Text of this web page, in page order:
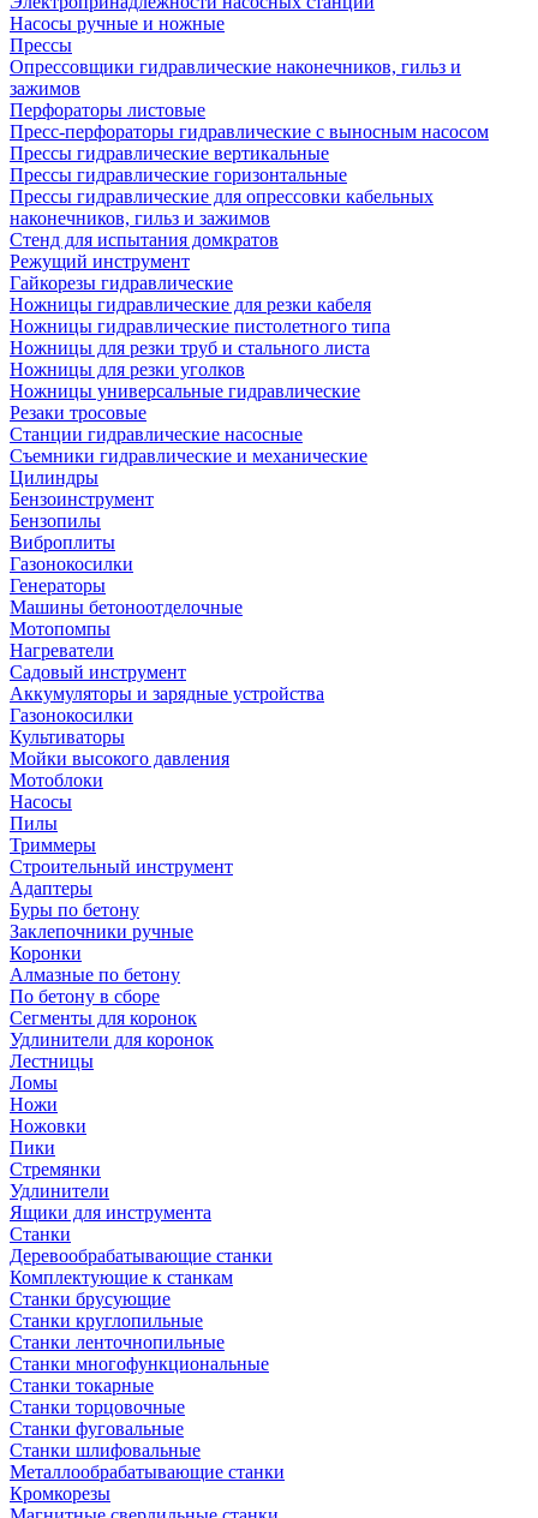
Насосы ручные и ножные
Прессы
Опрессовщики гидравлические наконечников, гильз и
зажимов
Перфораторы листовые
Пресс-перфораторы гидравлические с выносным насосом
Прессы гидравлические вертикальные
Прессы гидравлические горизонтальные
Прессы гидравлические для опрессовки кабельных
наконечников, гильз и зажимов
Стенд для испытания домкратов
Режущий инструмент
Гайкорезы гидравлические
Ножницы гидравлические для резки кабеля
Ножницы гидравлические пистолетного типа
Ножницы для резки труб и стального листа
Ножницы для резки уголков
Ножницы универсальные гидравлические
Резаки тросовые
Станции гидравлические насосные
Съемники гидравлические и механические
Цилиндры
Бензоинструмент
Бензопилы
Виброплиты
Газонокосилки
Генераторы
Машины бетоноотделочные
Мотопомпы
Нагреватели
Садовый инструмент
Аккумуляторы и зарядные устройства
Газонокосилки
Культиваторы
Мойки высокого давления
Мотоблоки
Насосы
Пилы
Триммеры
Строительный инструмент
Адаптеры
Буры по бетону
Заклепочники ручные
Коронки
Алмазные по бетону
По бетону в сборе
Сегменты для коронок
Удлинители для коронок
Лестницы
Ломы
Ножи
Ножовки
Пики
Стремянки
Удлинители
Ящики для инструмента
Станки
Деревообрабатывающие станки
Комплектующие к станкам
Станки брусующие
Станки круглопильные
Станки ленточнопильные
Станки многофункциональные
Станки токарные
Станки торцовочные
Станки фуговальные
Станки шлифовальные
Металлообрабатывающие станки
Кромкорезы